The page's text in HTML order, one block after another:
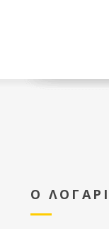
Ο